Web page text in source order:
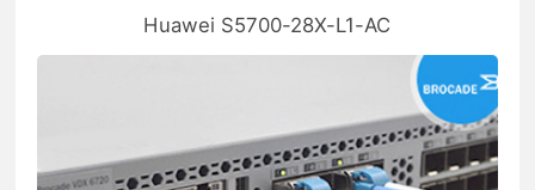
Huawei S5700-28X-L1-AC